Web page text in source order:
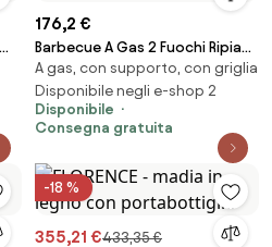
176,2 €
Barbecue A Gas 2 Fuochi Ripiani
Pieghevoli Hot 2 C-Line
A gas, con supporto, con griglia
Disponibile negli e-shop 2
Disponibile
Consegna gratuita
-18 %
355,21 €433,35 €